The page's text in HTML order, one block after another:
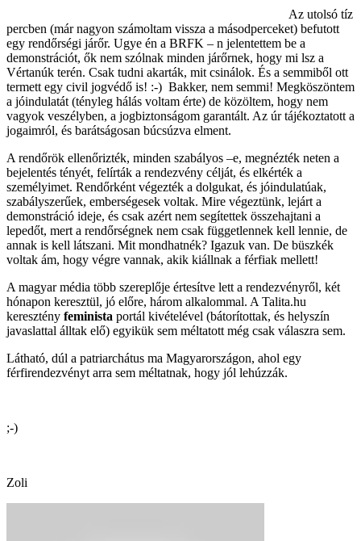
Az utolsó tíz
percben (már nagyon számoltam vissza a másodperceket) befutott
egy rendőrségi járőr. Ugye én a BRFK – n jelentettem be a
demonstrációt, ők nem szólnak minden járőrnek, hogy mi lsz a
Vértanúk terén. Csak tudni akarták, mit csinálok. És a semmiből ott
termett egy civil jogvédő is! :-) Bakker, nem semmi! Megköszöntem
a jóindulatát (tényleg hálás voltam érte) de közöltem, hogy nem
vagyok veszélyben, a jogbiztonságom garantált. Az úr tájékoztatott a
jogaimról, és barátságosan búcsúzva elment.
A rendőrök ellenőrizték, minden szabályos –e, megnézték neten a
bejelentés tényét, felírták a rendezvény célját, és elkérték a
személyimet. Rendőrként végezték a dolgukat, és jóindulatúak,
szabályszerűek, emberségesek voltak. Mire végeztünk, lejárt a
demonstráció ideje, és csak azért nem segítettek összehajtani a
lepedőt, mert a rendőrségnek nem csak függetlennek kell lennie, de
annak is kell látszani. Mit mondhatnék? Igazuk van. De büszkék
voltak ám, hogy végre vannak, akik kiállnak a férfiak mellett!
A magyar média több szereplője értesítve lett a rendezvényről, két
hónapon keresztül, jó előre, három alkalommal. A Talita.hu
keresztény feminista portál kivételével (bátorítottak, és helyszín
javaslattal álltak elő) egyikük sem méltatott még csak válaszra sem.
Látható, dúl a patriarchátus ma Magyarországon, ahol egy
férfirendezvényt arra sem méltatnak, hogy jól lehúzzák.
;-)
Zoli